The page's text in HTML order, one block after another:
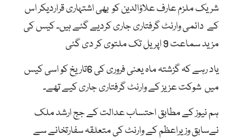
شریک ملزم عارف علاؤالدین کو بھی اشتہاری قراردیکر اس
کے دائمی وارنٹ گرفتاری جاری کردیے گئے ہیں۔ کیس کی
مزید سماعت 9 اپریل تک ملتوی کر دی گئی
یاد رہے کہ گزشتہ ماہ یعنی فروری کی 6تاریخ کو اسی کیس
میں شوکت عزیز کے وارنٹ گرفتاری جاری کیے تھے۔
ہم نیوز کے مطابق احتساب عدالت کے جج ارشد ملک
نےسابق وزیراعظم کے وارنٹ کی متعلقہ سفارتخانے سے